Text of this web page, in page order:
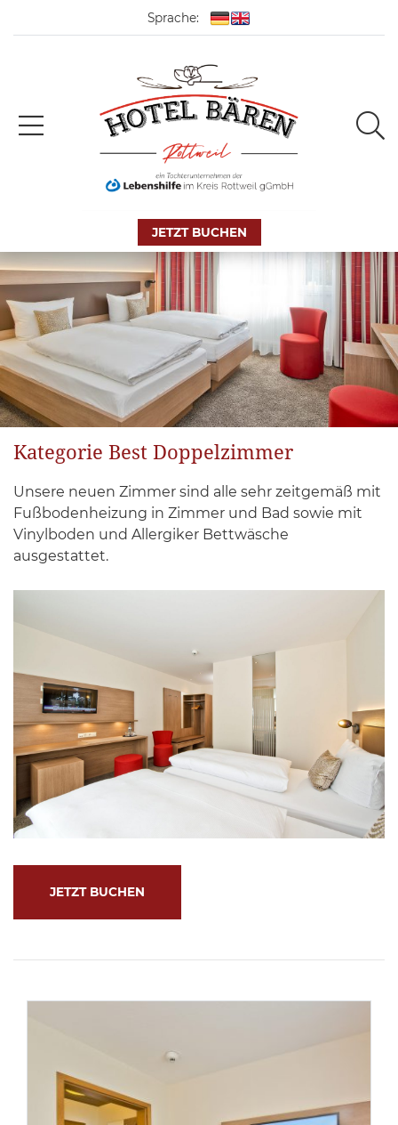
Sprache:
JETZT BUCHEN
Kategorie Best Doppelzimmer
Unsere neuen Zimmer sind alle sehr zeitgemäß mit
Fußbodenheizung in Zimmer und Bad sowie mit
Vinylboden und Allergiker Bettwäsche
ausgestattet.
JETZT BUCHEN